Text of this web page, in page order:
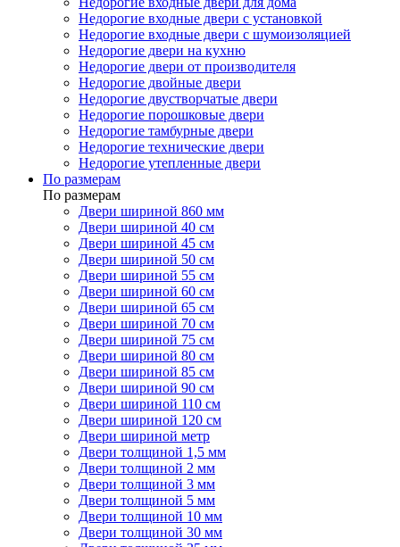
Недорогие входные двери с установкой
Недорогие входные двери с шумоизоляцией
Недорогие двери на кухню
Недорогие двери от производителя
Недорогие двойные двери
Недорогие двустворчатые двери
Недорогие порошковые двери
Недорогие тамбурные двери
Недорогие технические двери
Недорогие утепленные двери
По размерам
По размерам
Двери шириной 860 мм
Двери шириной 40 см
Двери шириной 45 см
Двери шириной 50 см
Двери шириной 55 см
Двери шириной 60 см
Двери шириной 65 см
Двери шириной 70 см
Двери шириной 75 см
Двери шириной 80 см
Двери шириной 85 см
Двери шириной 90 см
Двери шириной 110 см
Двери шириной 120 см
Двери шириной метр
Двери толщиной 1,5 мм
Двери толщиной 2 мм
Двери толщиной 3 мм
Двери толщиной 5 мм
Двери толщиной 10 мм
Двери толщиной 30 мм